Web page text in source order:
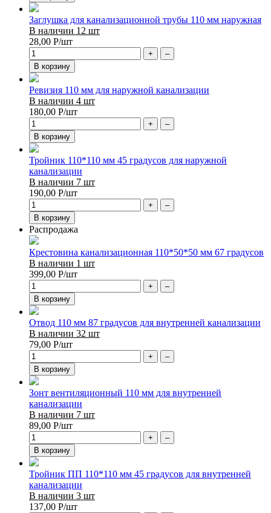
Заглушка для канализационной трубы 110 мм наружная
В наличии 12 шт
28,00 Р/шт
+
–
В корзину
Ревизия 110 мм для наружной канализации
В наличии 4 шт
180,00 Р/шт
+
–
В корзину
Тройник 110*110 мм 45 градусов для наружной
канализации
В наличии 7 шт
190,00 Р/шт
+
–
В корзину
Распродажа
Крестовина канализационная 110*50*50 мм 67 градусов
В наличии 1 шт
399,00 Р/шт
+
–
В корзину
Отвод 110 мм 87 градусов для внутренней канализации
В наличии 32 шт
79,00 Р/шт
+
–
В корзину
Зонт вентиляционный 110 мм для внутренней
канализации
В наличии 7 шт
89,00 Р/шт
+
–
В корзину
Тройник ПП 110*110 мм 45 градусов для внутренней
канализации
В наличии 3 шт
137,00 Р/шт